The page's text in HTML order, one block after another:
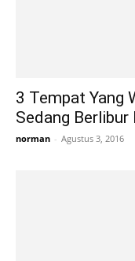
3 Tempat Yang
Sedang Berlibur
norman - Agustus 3, 2016